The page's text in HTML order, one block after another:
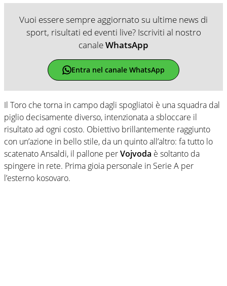
Vuoi essere sempre aggiornato su ultime news di
sport, risultati ed eventi live? Iscriviti al nostro
canaleWhatsApp
Entra nel canale WhatsApp
Il Toro che torna in campo dagli spogliatoi è una squadra dal
piglio decisamente diverso, intenzionata a sbloccare il
risultato ad ogni costo. Obiettivo brillantemente raggiunto
con un’azione in bello stile, da un quinto all’altro: fa tutto lo
scatenato Ansaldi, il pallone perVojvoda è soltanto da
spingere in rete. Prima gioia personale in Serie A per
l’esterno kosovaro.